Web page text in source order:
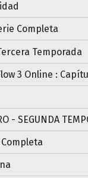
Completa
Temporada
3 Online :
- SEGUNDA